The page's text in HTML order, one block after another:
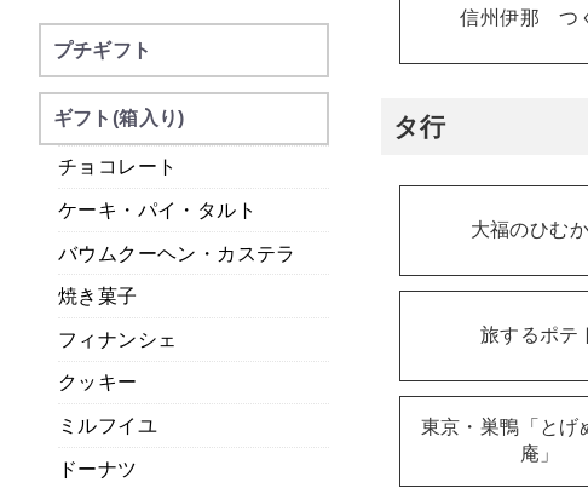
信州伊那 つ
タ行
大福のひむ
旅するポテ
東京・巣鴨「とげ
庵」
プチギフト
ギフト(箱入り)
チョコレート
ケーキ・パイ・タルト
バウムクーヘン・カステラ
焼き菓子
フィナンシェ
クッキー
ミルフイユ
ドーナツ